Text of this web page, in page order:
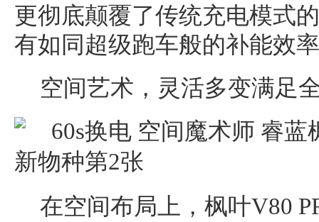
更彻底颠覆了传统充电模式
有如同超级跑车般的补能效
空间艺术，灵活多变满足
在空间布局上，枫叶V80